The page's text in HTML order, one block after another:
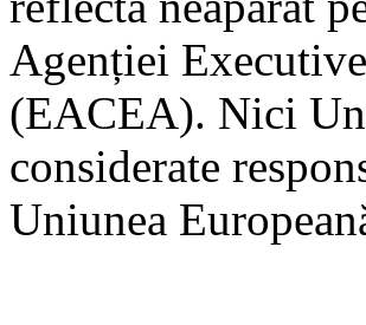
Agenției
(EACEA). Nici
considerate
Uniunea